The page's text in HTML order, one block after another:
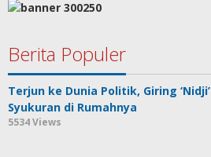
Berita Populer
Terjun ke Dunia Politik, Giring ‘Nidji’
Syukuran di Rumahnya
5534 Views